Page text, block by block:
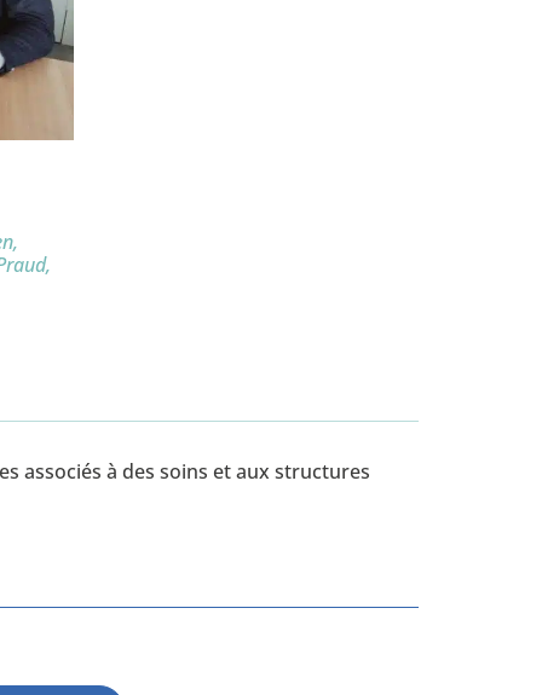
associés à des soins et aux structures